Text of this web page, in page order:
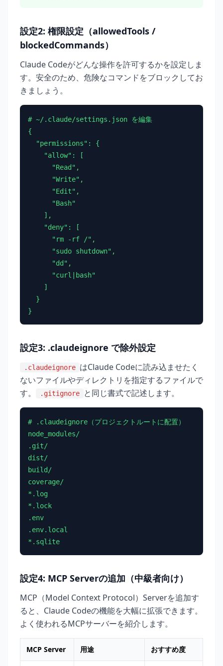
設定2: 権限設定（allowedTools /
blockedCommands）
Claude Codeがどんな操作を許可するかを設定しま
す。安全のため、危険なコマンドをブロックしてお
きましょう。
# ~/.claude/settings.json を編集
{
  "permissions": {
    "allow": [
      "Read",
      "Write",
      "Edit",
      "Bash"
    ],
    "deny": [
      "rm -rf /",
      "sudo shutdown",
      "dd",
      "curl|bash"
    ]
  }
}
設定3: .claudeignore で除外設定
.claudeignore はClaude Codeに読み込ませたく
ないファイルやディレクトリを指定するファイルで
す。
.gitignore と同じ書式で記述します。
# .claudeignore（プロジェクトルートに配置）
node_modules/
.git/
dist/
build/
coverage/
*.log
*.lock
.env
.env.local
*.sqlite
設定4: MCP Serverの追加（中級者向け）
MCP（Model Context Protocol）Serverを追加す
ると、Claude Codeの機能を大幅に拡張できます。
よく使われるMCPサーバーを紹介します。
MCP Server 用途 おすすめ度